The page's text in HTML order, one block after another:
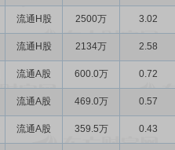
流通H股 2500万 3.02
流通H股 2134万 2.58
流通A股 600.0万 0.72
流通A股 469.0万 0.57
流通A股 359.5万 0.43